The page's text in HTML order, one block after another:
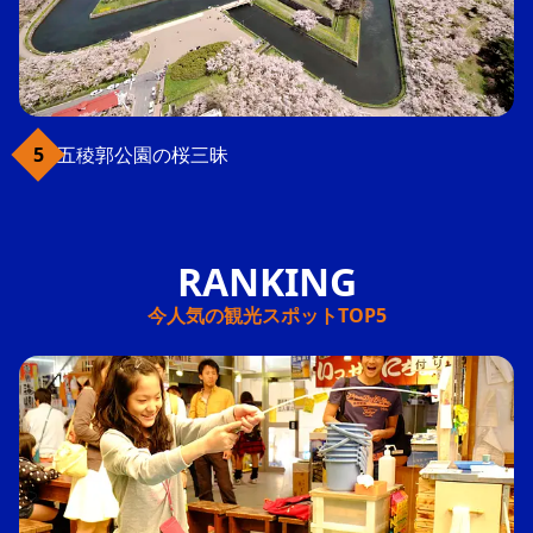
五稜郭公園の桜三昧
今人気の観光スポットTOP5